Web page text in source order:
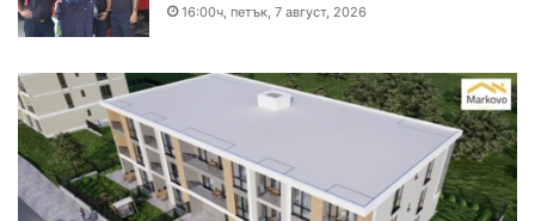
16:00ч, петък, 7 август, 2026